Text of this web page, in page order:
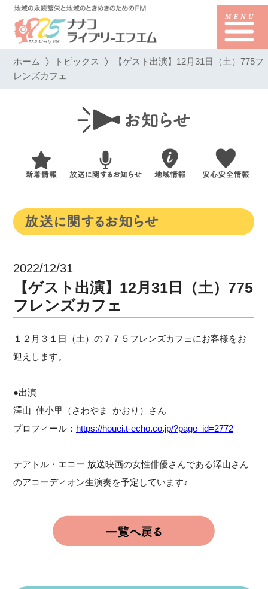
ホーム トピックス 【ゲスト出演】12月31日（土）775フ
レンズカフェ
2022/12/31
【ゲスト出演】12月31日（土）775
フレンズカフェ
１２月３１日（土）の７７５フレンズカフェにお客様をお
迎えします。
●出演
澤山 佳小里（さわやま かおり）さん
プロフィール： https://houei.t-echo.co.jp/?page_id=2772
テアトル・エコー 放送映画の女性俳優さんである澤山さん
のアコーディオン生演奏を予定しています♪